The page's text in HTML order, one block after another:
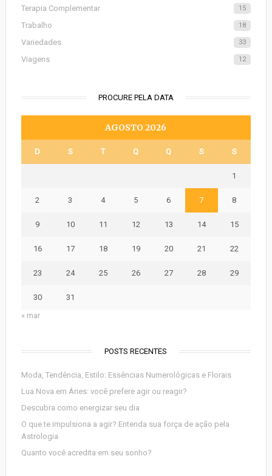
Terapia Complementar 15
Trabalho 18
Variedades 33
Viagens 12
PROCURE PELA DATA
AGOSTO 2026
D S T Q Q S S
1
2 3 4 5 6 7 8
9 10 11 12 13 14 15
16 17 18 19 20 21 22
23 24 25 26 27 28 29
30
31
« mar
POSTS RECENTES
Moda, Tendência, Estilo: Essências Numerológicas e Florais
Lua Nova em Áries: você prefere agir ou reagir?
Descubra como energizar seu dia
O que te impulsiona a agir? Entenda sua força de ação pela
Astrologia
Quanto você acredita em seu sonho?